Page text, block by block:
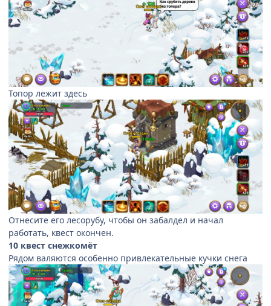
Топор лежит здесь
Отнесите его лесорубу, чтобы он забалдел и начал
работать, квест окончен.
10 квест снежкомёт
Рядом валяются особенно привлекательные кучки снега